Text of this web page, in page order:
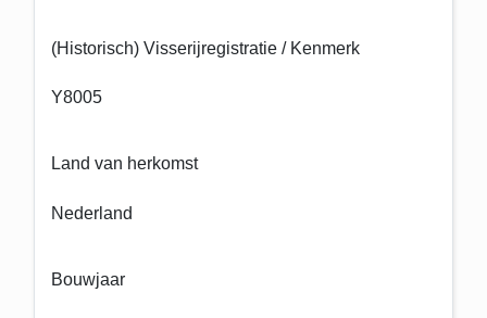
(Historisch) Visserijregistratie / Kenmerk
Y8005
Land van herkomst
Nederland
Bouwjaar